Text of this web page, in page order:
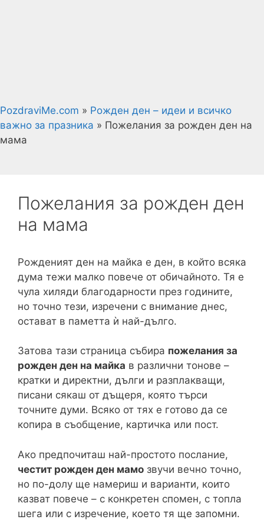
PozdraviMe.com » Рожден ден – идеи и всичко
важно за празника » Пожелания за рожден ден на
мама
Пожелания за рожден ден
на мама
Рожденият ден на майка е ден, в който всяка
дума тежи малко повече от обичайното. Тя е
чула хиляди благодарности през годините,
но точно тези, изречени с внимание днес,
остават в паметта ѝ най-дълго.
Затова тази страница събира пожелания за
рожден ден на майка в различни тонове –
кратки и директни, дълги и разплакващи,
писани сякаш от дъщеря, която търси
точните думи. Всяко от тях е готово да се
копира в съобщение, картичка или пост.
Ако предпочиташ най-простото послание,
честит рожден ден мамо звучи вечно точно,
но по-долу ще намериш и варианти, които
казват повече – с конкретен спомен, с топла
шега или с изречение, което тя ще запомни.